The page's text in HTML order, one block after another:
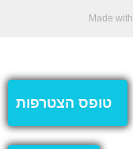
טופס הצטרפות
Made with